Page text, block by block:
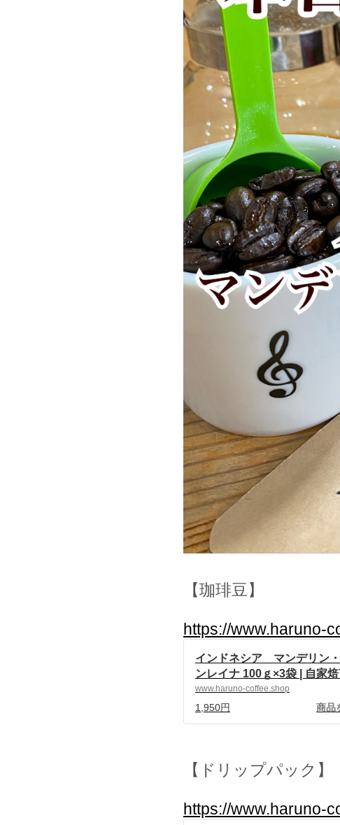
【珈琲豆】
https://www.haruno-
インドネシア マンデリン
ンレイナ 100ｇ×3袋 | 自家
琲 ハルノ珈琲 powered by
SE
www.haruno-coffee.shop
1,950円 商品
【ドリップパック】
https://www.haruno-